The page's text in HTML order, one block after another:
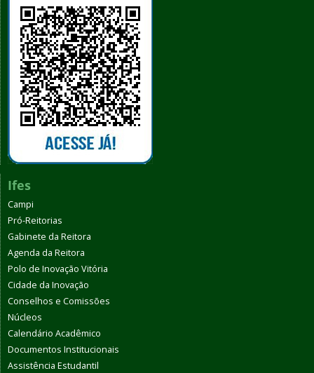
Ifes
Campi
Pró-Reitorias
Gabinete da Reitora
Agenda da Reitora
Polo de Inovação Vitória
Cidade da Inovação
Conselhos e Comissões
Núcleos
Calendário Acadêmico
Documentos Institucionais
Assistência Estudantil